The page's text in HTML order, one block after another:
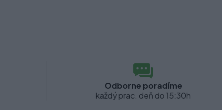
Odborne poradíme
každý prac. deň do 15:30h